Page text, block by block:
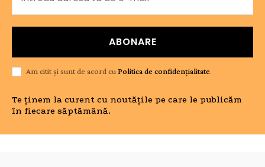
ABONARE
Am citit și sunt de acord cu Politica de confidențialitate.
Te ținem la curent cu noutățile pe care le publicăm
în fiecare săptămână.